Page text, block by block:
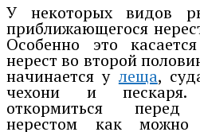
У некоторых видов
приближающегося
Особенно это касается
нерест во второй
начинается у леща,
чехони и
откормиться перед
нерестом как можно